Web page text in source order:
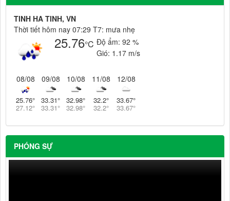
TINH HA TINH, VN
Thời tiết hôm nay 07:29 T7: mưa nhẹ
25.76°C Độ ẩm: 92 %
Gió: 1.17 m/s
08/08
25.76°
27.12°
09/08
33.31°
33.31°
10/08
32.98°
32.98°
11/08
32.2°
32.2°
12/08
33.67°
33.67°
PHÓNG SỰ